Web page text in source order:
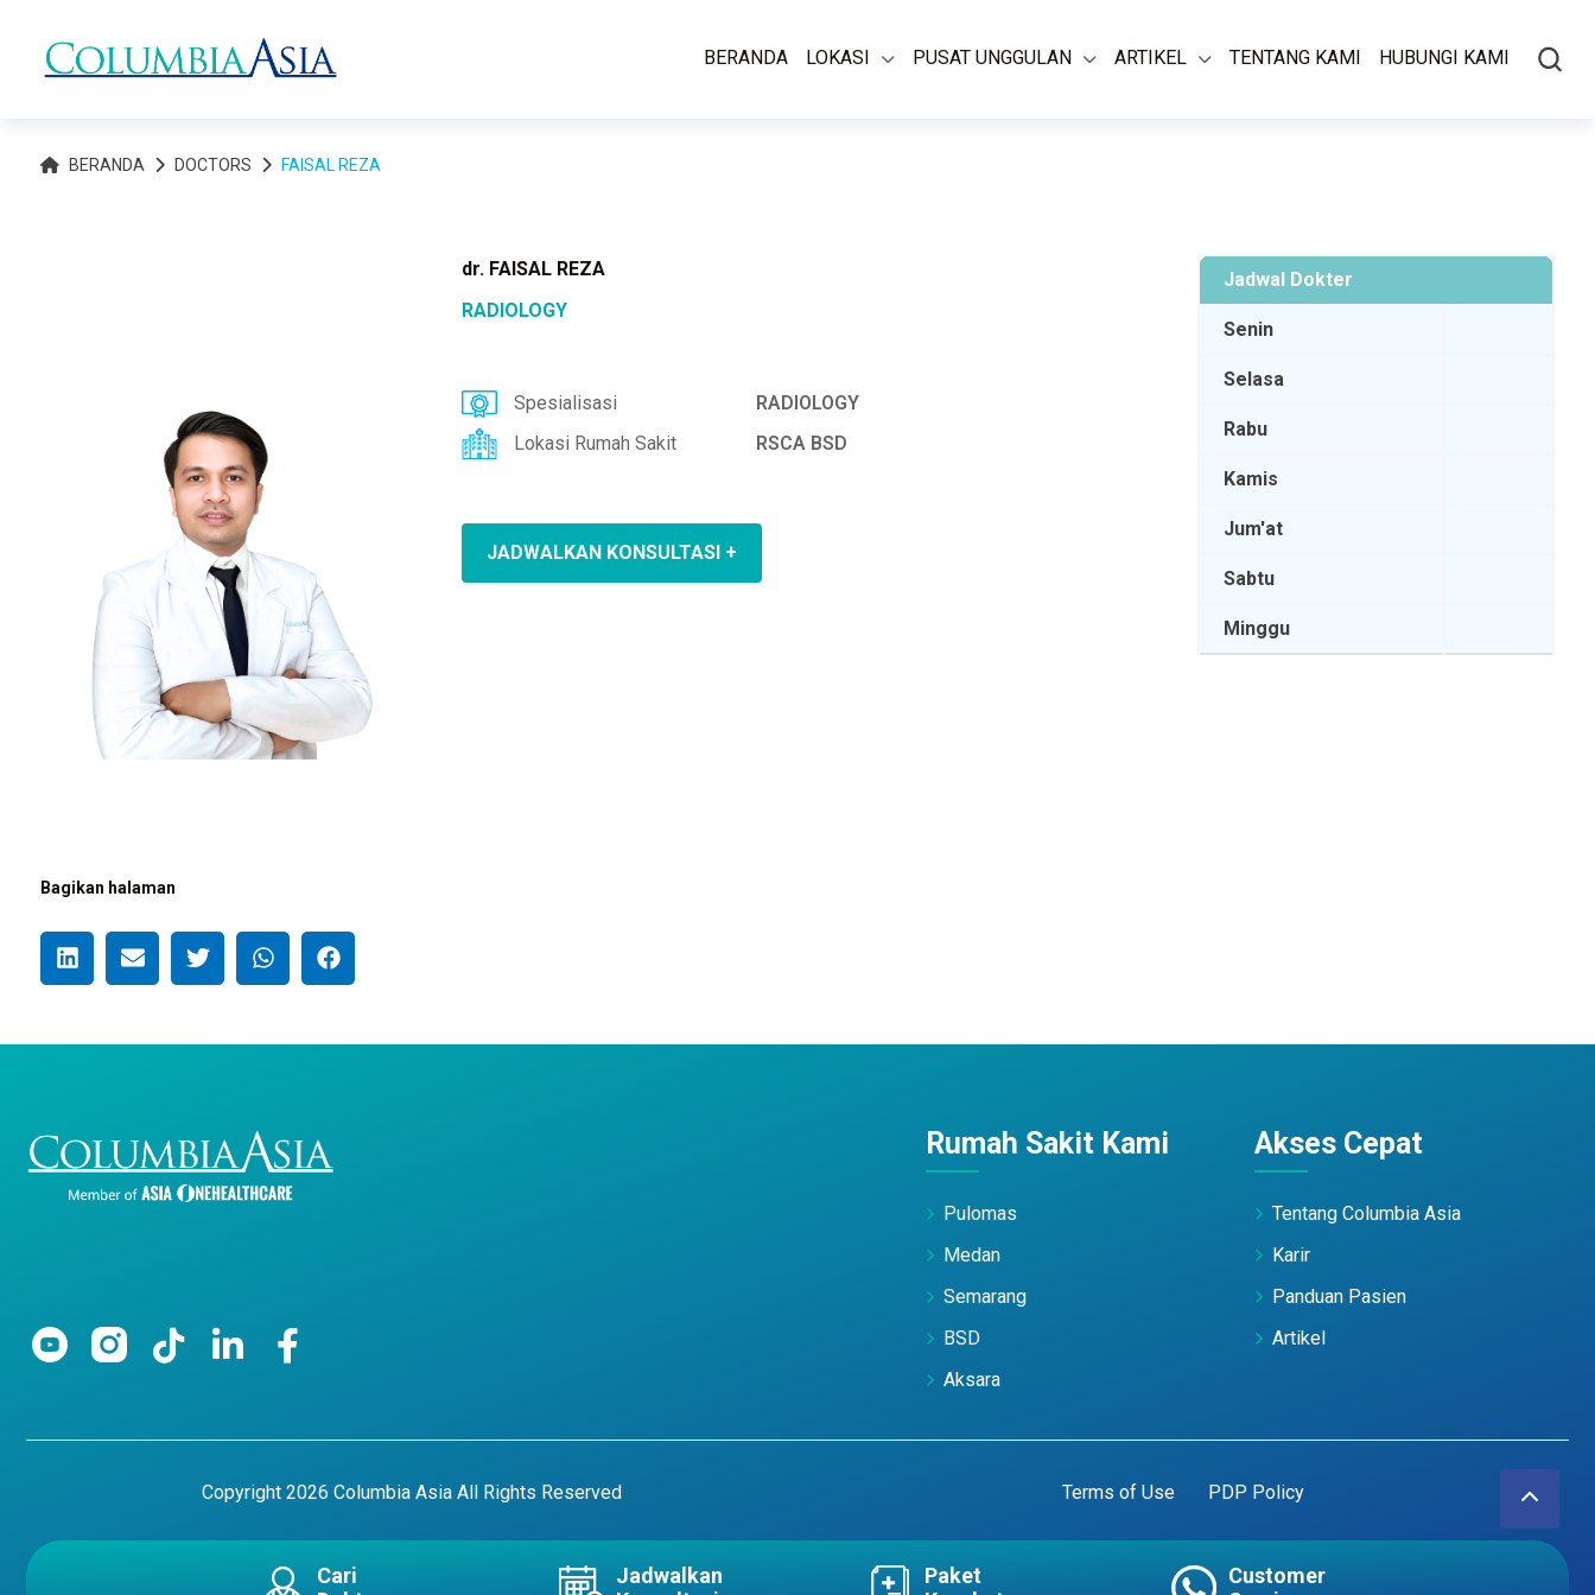
BERANDA LOKASI PUSAT UNGGULAN ARTIKEL TENTANG KAMI HUBUNGI KAMI
BERANDA DOCTORS FAISAL REZA
dr. FAISAL REZA
RADIOLOGY
Spesialisasi
RADIOLOGY
Lokasi Rumah Sakit
RSCA BSD
JADWALKAN KONSULTASI +
Jadwal Dokter
Senin
Selasa
Rabu
Kamis
Jum'at
Sabtu
Minggu
Bagikan halaman
Rumah Sakit Kami
Pulomas
Medan
Semarang
BSD
Aksara
Akses Cepat
Tentang Columbia Asia
Karir
Panduan Pasien
Artikel
Copyright 2026 Columbia Asia All Rights Reserved Terms of Use PDP Policy
Cari
Jadwalkan
Paket
Customer